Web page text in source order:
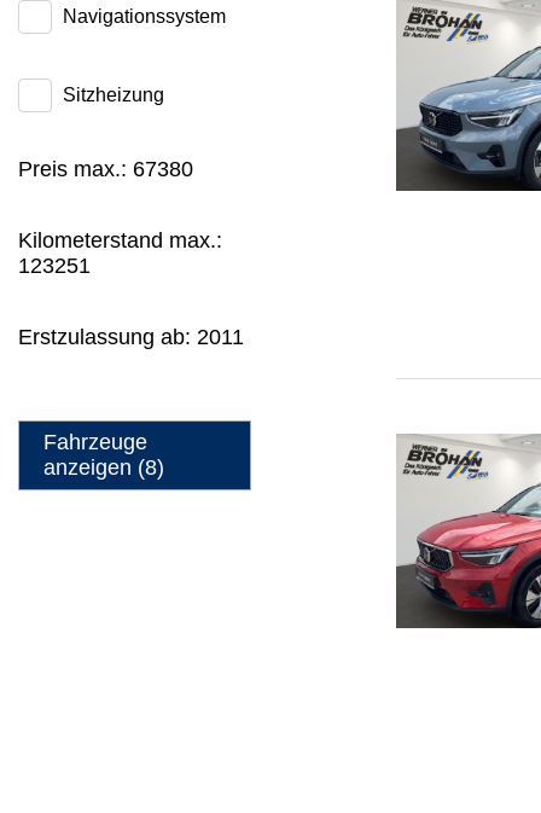
Navigationssystem
Sitzheizung
Preis max.: 67380
Kilometerstand max.:
123251
Erstzulassung ab: 2011
Fahrzeuge
anzeigen (8)